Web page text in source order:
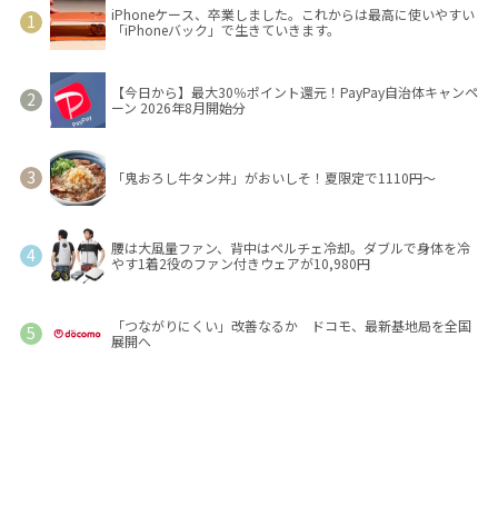
iPhoneケース、卒業しました。これからは最高に使いやすい
「iPhoneバック」で生きていきます。
【今日から】最大30％ポイント還元！PayPay自治体キャンペ
ーン 2026年8月開始分
「鬼おろし牛タン丼」がおいしそ！夏限定で1110円～
腰は大風量ファン、背中はペルチェ冷却。ダブルで身体を冷
やす1着2役のファン付きウェアが10,980円
「つながりにくい」改善なるか ドコモ、最新基地局を全国
展開へ